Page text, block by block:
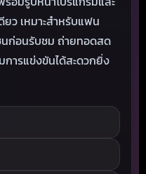
ว เหมาะสำหรับแฟน
นก่อนรับชม ถ่ายทอดสด
ารแข่งขันได้สะดวกยิ่ง